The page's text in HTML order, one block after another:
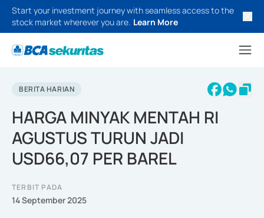
Start your investment journey with seamless access to the
stock market wherever you are. Learn More
BERITA HARIAN
HARGA MINYAK MENTAH RI
AGUSTUS TURUN JADI
USD66,07 PER BAREL
TERBIT PADA
14 September 2025